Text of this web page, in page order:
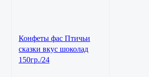
Конфеты фас Птичьи
сказки вкус шоколад
150гр./24